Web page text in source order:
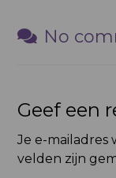
No
Geef een
Je e-
velden zijn